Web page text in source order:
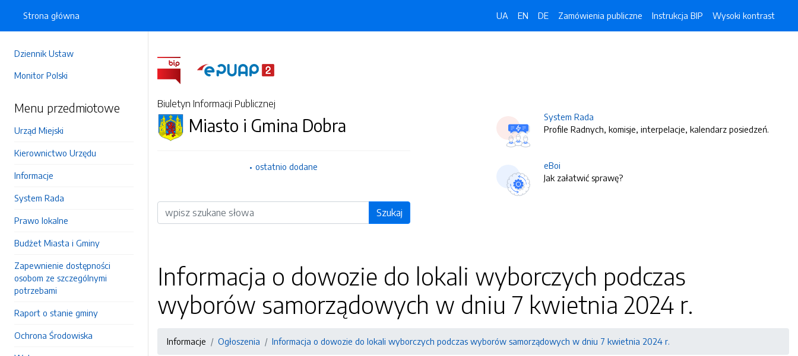
Dziennik Ustaw
Monitor Polski
Menu przedmiotowe
Urząd Miejski
Kierownictwo Urzędu
Informacje
System Rada
Prawo lokalne
Budżet Miasta i Gminy
Zapewnienie dostępności
osobom ze szczególnymi
potrzebami
Raport o stanie gminy
Ochrona Środowiska
Strona główna UA EN DE Zamówienia publiczne Instrukcja BIP Wysoki kontrast
Biuletyn Informacji Publicznej
Miasto i Gmina Dobra
ostatnio dodane
Wyszukiwarka Szukaj
System Rada
Profile Radnych, komisje, interpelacje, kalendarz posiedzeń.
eBoi
Jak załatwić sprawę?
Informacja o dowozie do lokali wyborczych podczas
wyborów samorządowych w dniu 7 kwietnia 2024 r.
Informacje Ogłoszenia Informacja o dowozie do lokali wyborczych podczas wyborów samorządowych w dniu 7 kwietnia 2024 r.